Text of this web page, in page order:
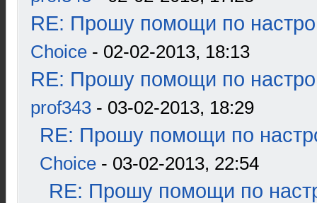
RE: Прошу помощи по
Choice - 02-02-2013, 18:13
RE: Прошу помощи по
prof343 - 03-02-2013, 18:29
RE: Прошу помощи по
Choice - 03-02-2013, 22:54
RE: Прошу помощи по